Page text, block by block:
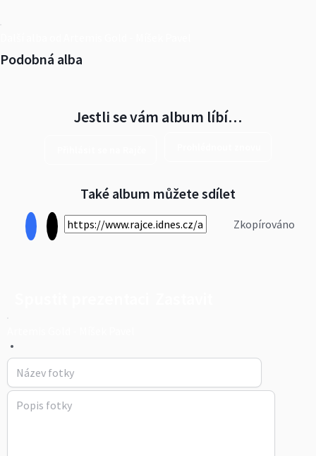
Podobná alba
Jestli se vám album líbí…
Také album můžete sdílet
Zkopírováno
•